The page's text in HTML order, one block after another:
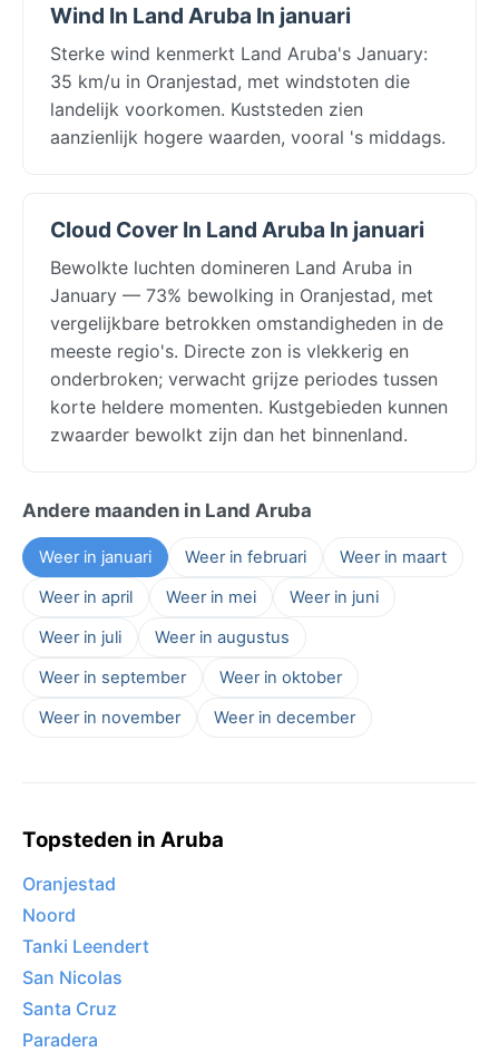
Wind In Land Aruba In januari
Sterke wind kenmerkt Land Aruba's January:
35 km/u in Oranjestad, met windstoten die
landelijk voorkomen. Kuststeden zien
aanzienlijk hogere waarden, vooral 's middags.
Cloud Cover In Land Aruba In januari
Bewolkte luchten domineren Land Aruba in
January — 73% bewolking in Oranjestad, met
vergelijkbare betrokken omstandigheden in de
meeste regio's. Directe zon is vlekkerig en
onderbroken; verwacht grijze periodes tussen
korte heldere momenten. Kustgebieden kunnen
zwaarder bewolkt zijn dan het binnenland.
Andere maanden in Land Aruba
Weer in januari Weer in februari
Weer in maart
Weer in april
Weer in mei
Weer in juni
Weer in juli
Weer in augustus
Weer in september
Weer in oktober
Weer in november
Weer in december
Topsteden in Aruba
Oranjestad
Noord
Tanki Leendert
San Nicolas
Santa Cruz
Paradera